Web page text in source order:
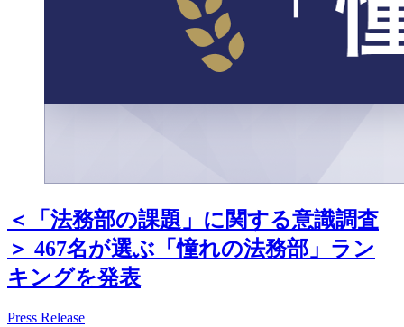
＜「法務部の課題」に関する意識調査
＞ 467名が選ぶ「憧れの法務部」ラン
キングを発表
Press Release